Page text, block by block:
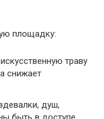
площадку:
траву
снижает
душ,